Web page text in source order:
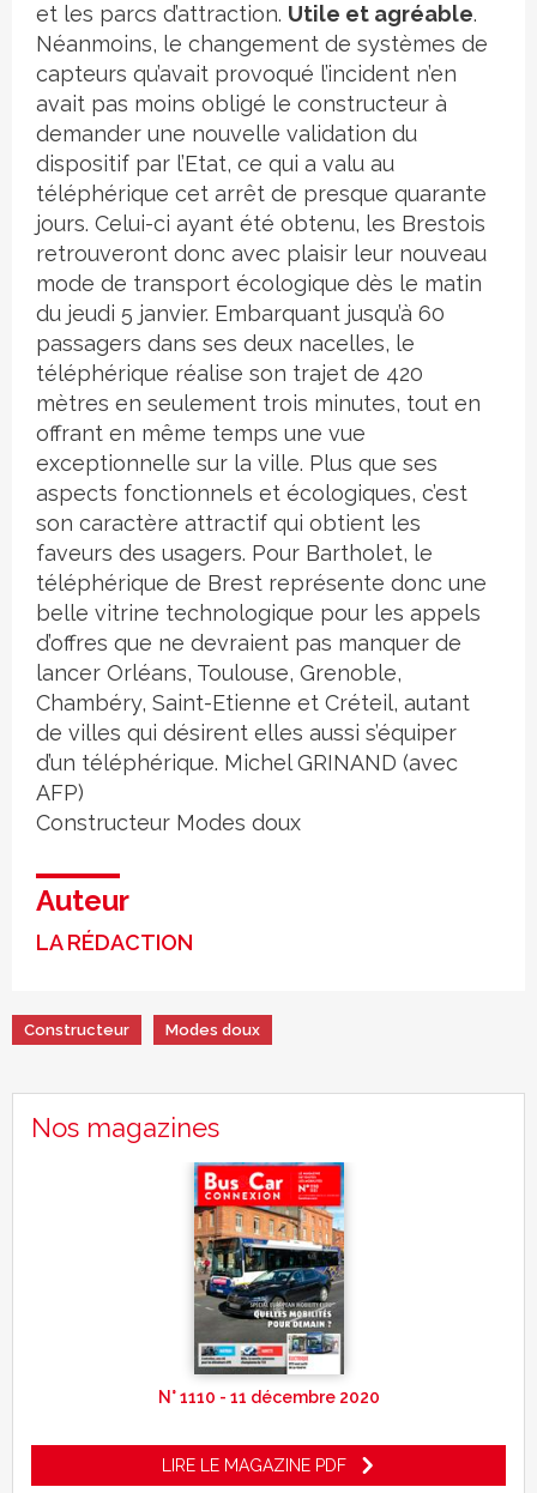
et les parcs d’attraction. Utile et agréable.
Néanmoins, le changement de systèmes de
capteurs qu’avait provoqué l’incident n’en
avait pas moins obligé le constructeur à
demander une nouvelle validation du
dispositif par l’Etat, ce qui a valu au
téléphérique cet arrêt de presque quarante
jours. Celui-ci ayant été obtenu, les Brestois
retrouveront donc avec plaisir leur nouveau
mode de transport écologique dès le matin
du jeudi 5 janvier. Embarquant jusqu’à 60
passagers dans ses deux nacelles, le
téléphérique réalise son trajet de 420
mètres en seulement trois minutes, tout en
offrant en même temps une vue
exceptionnelle sur la ville. Plus que ses
aspects fonctionnels et écologiques, c’est
son caractère attractif qui obtient les
faveurs des usagers. Pour Bartholet, le
téléphérique de Brest représente donc une
belle vitrine technologique pour les appels
d’offres que ne devraient pas manquer de
lancer Orléans, Toulouse, Grenoble,
Chambéry, Saint-Etienne et Créteil, autant
de villes qui désirent elles aussi s’équiper
d’un téléphérique. Michel GRINAND (avec
AFP)
Constructeur Modes doux
Auteur
LA RÉDACTION
Constructeur Modes doux
Nos magazines
N° 1110 - 11 décembre 2020
LIRE LE MAGAZINE PDF